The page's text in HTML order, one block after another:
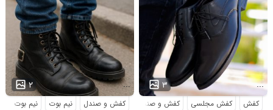
۲ ...
کفش و صندل نیم بوت نیم بوت
۳ ...
کفش کفش مجلسی کفش و صندل